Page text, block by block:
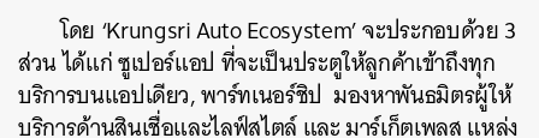
โดย ‘Krungsri Auto Ecosystem’ จะประกอบด้วย 3
ส่วน ได้แก่ ซูเปอร์แอป ที่จะเป็นประตูให้ลูกค้าเข้าถึงทุก
บริการบนแอปเดียว, พาร์ทเนอร์ชิป มองหาพันธมิตรผู้ให้
บริการด้านสินเชื่อและไลฟ์สไตล์ และ มาร์เก็ตเพลส แหล่ง